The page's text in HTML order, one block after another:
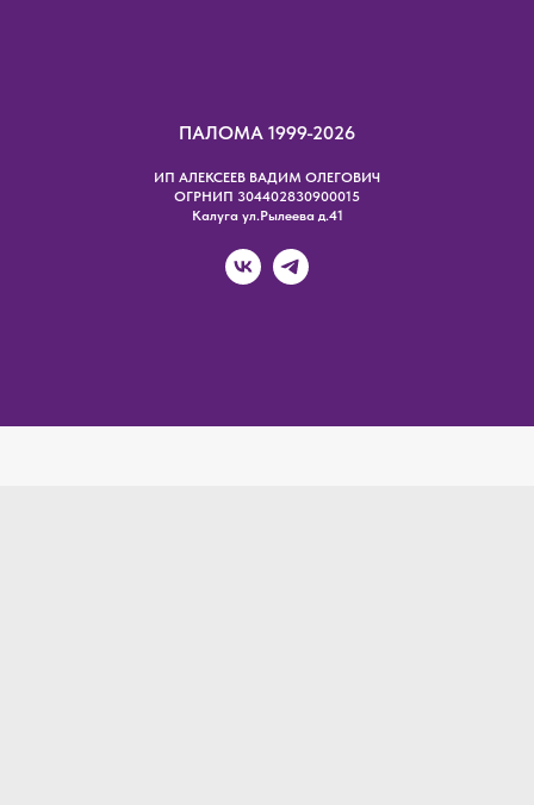
ПАЛОМА 1999-2026
ИП АЛЕКСЕЕВ ВАДИМ ОЛЕГОВИЧ
ОГРНИП 304402830900015
Калуга ул.Рылеева д.41